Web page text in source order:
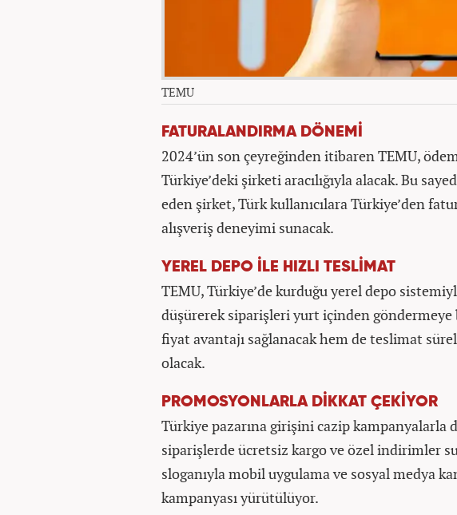
TEMU
FATURALANDIRMA DÖNEMİ
2024’ün son çeyreğinden itibaren TEMU,
Türkiye’deki şirketi aracılığıyla alacak. Bu
eden şirket, Türk kullanıcılara Türkiye’den
alışveriş deneyimi sunacak.
YEREL DEPO İLE HIZLI TESLİMAT
TEMU, Türkiye’de kurduğu yerel depo
düşürerek siparişleri yurt içinden göndermeye
fiyat avantajı sağlanacak hem de teslimat
olacak.
PROMOSYONLARLA DİKKAT ÇEKİYOR
Türkiye pazarına girişini cazip kampanyalarla
siparişlerde ücretsiz kargo ve özel indirimler
sloganıyla mobil uygulama ve sosyal medya
kampanyası yürütülüyor.